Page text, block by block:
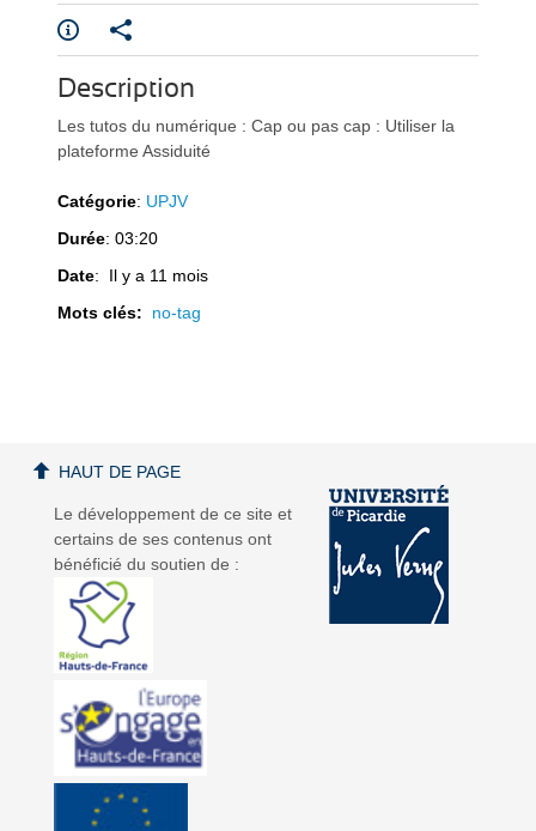
e
v
e
v
Description
Les tutos du numérique : Cap ou pas cap : Utiliser la
plateforme Assiduité
Catégorie: UPJV
Durée: 03:20
Date: Il y a 11 mois
Mots clés: no-tag
Le développement de ce site et
certains de ses contenus ont
bénéficié du soutien de :
HAUT DE PAGE